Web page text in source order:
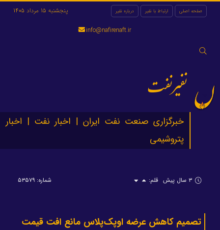
صفحه اصلی ارتباط با نفیر درباره نفیر
جستجو
پنجشنبه 15 مرداد 1405
info@nafirenaft.ir
نفیرنفت
خبرگزاری صنعت نفت ایران | اخبار نفت | اخبار
پتروشیمی
۳ سال پیش قلم: شماره: ۵۳۵۷۹
تصمیم کاهش عرضه اوپک‌پلاس مانع افت قیمت